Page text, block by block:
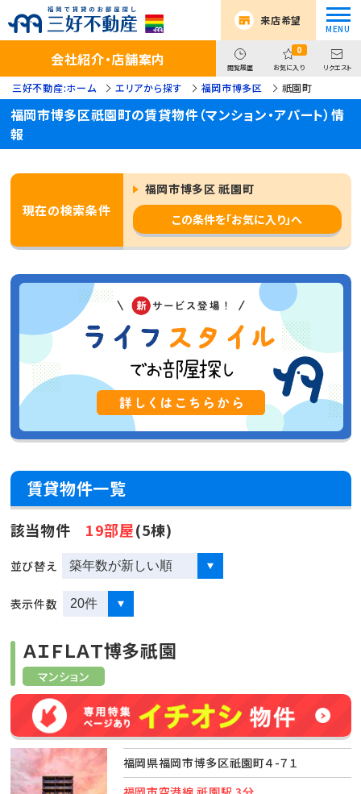
来店希望
会社紹介・店舗案内 閲覧履歴
0
お気に入り リクエスト
三好不動産:ホーム エリアから探す 福岡市博多区 祇園町
福岡市博多区祇園町の賃貸物件（マンション・アパート）情
報
現在の検索条件
福岡市博多区 祇園町
この条件を「お気に入り」へ
賃貸物件一覧
該当物件 19部屋(5棟)
並び替え
表示件数
マンション
ＡＩＦＬＡＴ博多祇園
福岡県福岡市博多区祇園町４-７１